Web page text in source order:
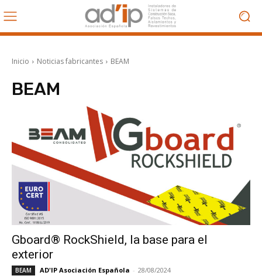
Inicio Noticias fabricantes BEAM
BEAM
Gboard® RockShield, la base para el
exterior
BEAM AD'IP Asociación Española - 28/08/2024